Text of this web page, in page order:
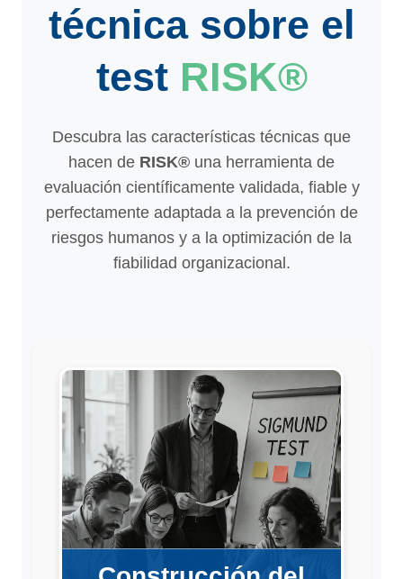
técnica sobre el
test RISK®
Descubra las características técnicas que
hacen de RISK® una herramienta de
evaluación científicamente validada, fiable y
perfectamente adaptada a la prevención de
riesgos humanos y a la optimización de la
fiabilidad organizacional.